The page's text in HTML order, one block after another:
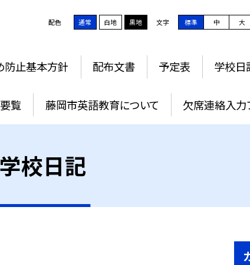
配色 通常 白地 黒地 文字 標準 中 大
防止基本方針 配布文書 予定表 学校日
覧 藤岡市英語教育について 欠席連絡入力
学校日記